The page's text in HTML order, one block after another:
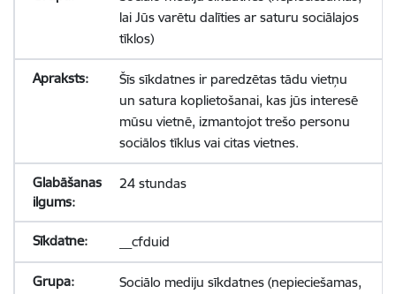
lai Jūs varētu dalīties ar saturu sociālajos
tīklos)
Šīs sīkdatnes ir paredzētas tādu vietņu
un satura koplietošanai, kas jūs interesē
mūsu vietnē, izmantojot trešo personu
sociālos tīklus vai citas vietnes.
24 stundas
__cfduid
Sociālo mediju sīkdatnes (nepieciešamas,